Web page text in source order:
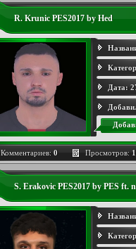
R. Krunic PES2017 by Hed
Дата:
Комментариев: 0 Просмотров:
S. Erakovic PES2017 by PES ft.